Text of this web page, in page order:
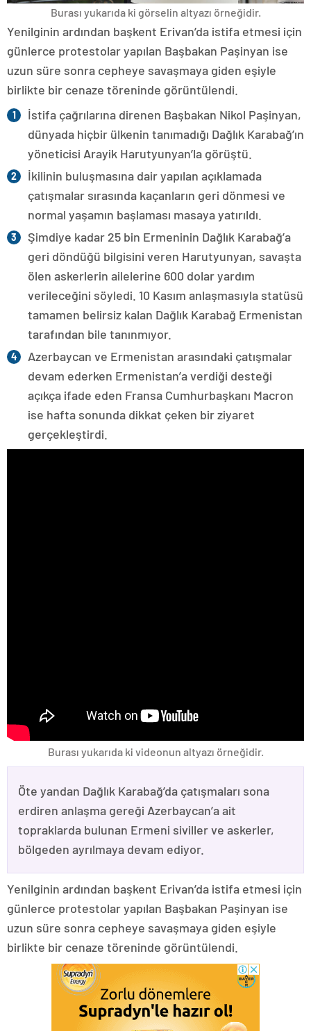
Burası yukarıda ki görselin altyazı örneğidir.
Yenilginin ardından başkent Erivan’da istifa etmesi için
günlerce protestolar yapılan Başbakan Paşinyan ise
uzun süre sonra cepheye savaşmaya giden eşiyle
birlikte bir cenaze töreninde görüntülendi.
İstifa çağrılarına direnen Başbakan Nikol Paşinyan,
dünyada hiçbir ülkenin tanımadığı Dağlık Karabağ’ın
yöneticisi Arayik Harutyunyan’la görüştü.
İkilinin buluşmasına dair yapılan açıklamada
çatışmalar sırasında kaçanların geri dönmesi ve
normal yaşamın başlaması masaya yatırıldı.
Şimdiye kadar 25 bin Ermeninin Dağlık Karabağ’a
geri döndüğü bilgisini veren Harutyunyan, savaşta
ölen askerlerin ailelerine 600 dolar yardım
verileceğini söyledi. 10 Kasım anlaşmasıyla statüsü
tamamen belirsiz kalan Dağlık Karabağ Ermenistan
tarafından bile tanınmıyor.
Azerbaycan ve Ermenistan arasındaki çatışmalar
devam ederken Ermenistan’a verdiği desteği
açıkça ifade eden Fransa Cumhurbaşkanı Macron
ise hafta sonunda dikkat çeken bir ziyaret
gerçekleştirdi.
Burası yukarıda ki videonun altyazı örneğidir.
Öte yandan Dağlık Karabağ’da çatışmaları sona
erdiren anlaşma gereği Azerbaycan’a ait
topraklarda bulunan Ermeni siviller ve askerler,
bölgeden ayrılmaya devam ediyor.
Yenilginin ardından başkent Erivan’da istifa etmesi için
günlerce protestolar yapılan Başbakan Paşinyan ise
uzun süre sonra cepheye savaşmaya giden eşiyle
birlikte bir cenaze töreninde görüntülendi.